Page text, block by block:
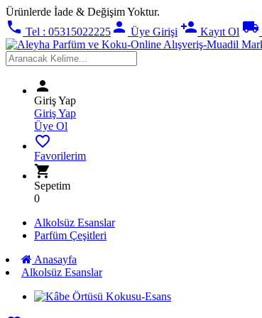
Ürünlerde İade & Değişim Yoktur.
phone Tel : 05315022225 person Üye Girişi person_add Kayıt Ol local_shipping
person
Giriş Yap
Giriş Yap
Üye Ol
favorite_border
Favorilerim
shopping_cart
Sepetim
0
Alkolsüz Esanslar
Parfüm Çeşitleri
Anasayfa
Alkolsüz Esanslar